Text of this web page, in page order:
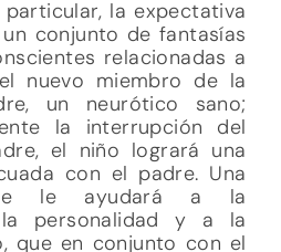
la expectativa
conjunto de fantasías
relacionadas a
nuevo miembro de la
un neurótico sano;
la interrupción del
el niño logrará una
con el padre. Una
le ayudará a la
personalidad y a la
que en conjunto con el